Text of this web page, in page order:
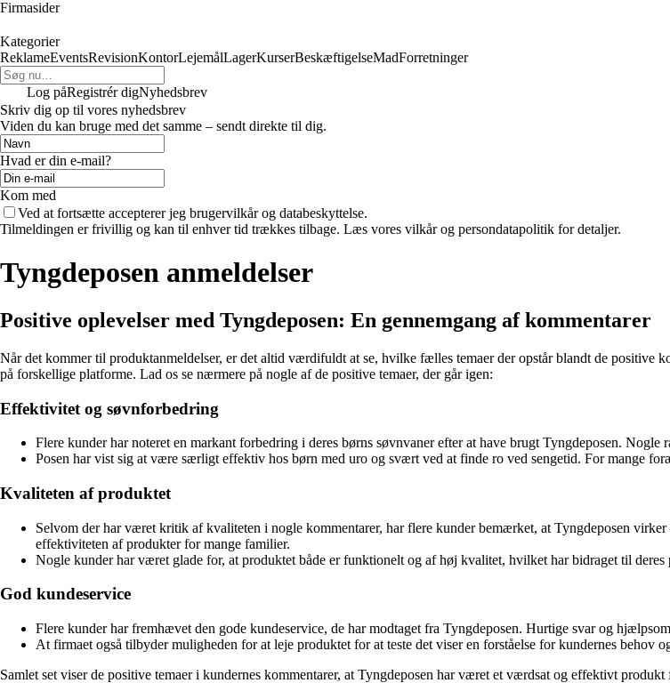
Firmasider
Kategorier
ReklameEventsRevisionKontorLejemålLagerKurserBeskæftigelseMadForretninger
Log påRegistrér digNyhedsbrev
Skriv dig op til vores nyhedsbrev
Viden du kan bruge med det samme – sendt direkte til dig.
Hvad er din e-mail?
Kom med
Ved at fortsætte accepterer jeg brugervilkår og databeskyttelse.
Tilmeldingen er frivillig og kan til enhver tid trækkes tilbage. Læs vores vilkår og persondatapolitik for detaljer.
Tyngdeposen anmeldelser
Positive oplevelser med Tyngdeposen: En gennemgang af kommentarer
Når det kommer til produktanmeldelser, er det altid værdifuldt at se, hvilke fælles temaer der opstår blandt de positive
på forskellige platforme. Lad os se nærmere på nogle af de positive temaer, der går igen:
Effektivitet og søvnforbedring
Flere kunder har noteret en markant forbedring i deres børns søvnvaner efter at have brugt Tyngdeposen.
Posen har vist sig at være særligt effektiv hos børn med uro og svært ved at finde ro ved sengetid. For mange
Kvaliteten af produktet
Selvom der har været kritik af kvaliteten i nogle kommentarer, har flere kunder bemærket, at Tyngdeposen
effektiviteten af produkter for mange familier.
Nogle kunder har været glade for, at produktet både er funktionelt og af høj kvalitet, hvilket har bidraget til deres
God kundeservice
Flere kunder har fremhævet den gode kundeservice, de har modtaget fra Tyngdeposen. Hurtige svar og
At firmaet også tilbyder muligheden for at leje produktet for at teste det viser en forståelse for kundernes behov
Samlet set viser de positive temaer i kundernes kommentarer, at Tyngdeposen har været et værdsat og effektivt